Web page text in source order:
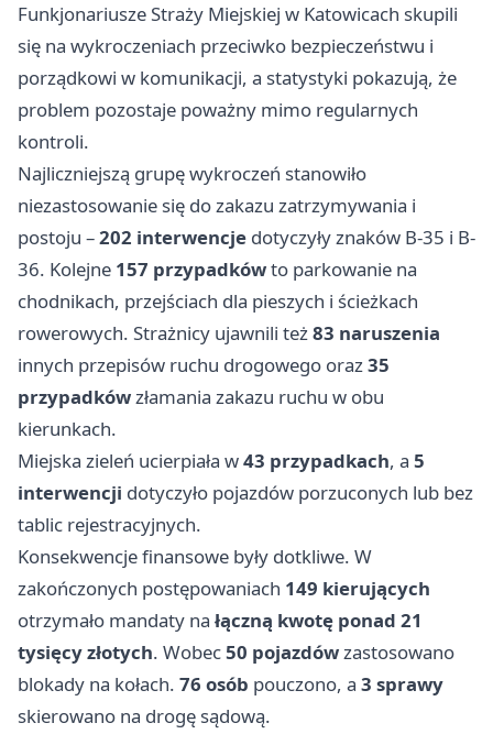
Funkjonariusze Straży Miejskiej w Katowicach skupili
się na wykroczeniach przeciwko bezpieczeństwu i
porządkowi w komunikacji, a statystyki pokazują, że
problem pozostaje poważny mimo regularnych
kontroli.
Najliczniejszą grupę wykroczeń stanowiło
niezastosowanie się do zakazu zatrzymywania i
postoju –202 interwencje dotyczyły znaków B-35 i B-
36. Kolejne 157 przypadkówto parkowanie na
chodnikach, przejściach dla pieszych i ścieżkach
rowerowych. Strażnicy ujawnili też83 naruszenia
innych przepisów ruchu drogowego oraz35
przypadkówzłamania zakazu ruchu w obu
kierunkach.
Miejska zieleń ucierpiała w43 przypadkach, a 5
interwencji dotyczyło pojazdów porzuconych lub bez
tablic rejestracyjnych.
Konsekwencje finansowe były dotkliwe. W
zakończonych postępowaniach 149 kierujących
otrzymało mandaty na łączną kwotę ponad 21
tysięcy złotych. Wobec50 pojazdówzastosowano
blokady na kołach. 76 osób pouczono, a 3 sprawy
skierowano na drogę sądową.